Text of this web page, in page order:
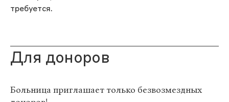
требуется.
Для доноров
Больница приглашает только безвозмездных